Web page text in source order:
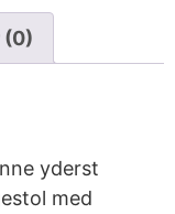
(0)
yderst
med